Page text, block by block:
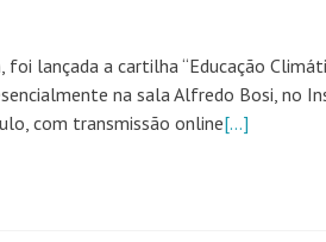
lançada a cartilha “Educação
na sala Alfredo Bosi, no
com transmissão online[…]